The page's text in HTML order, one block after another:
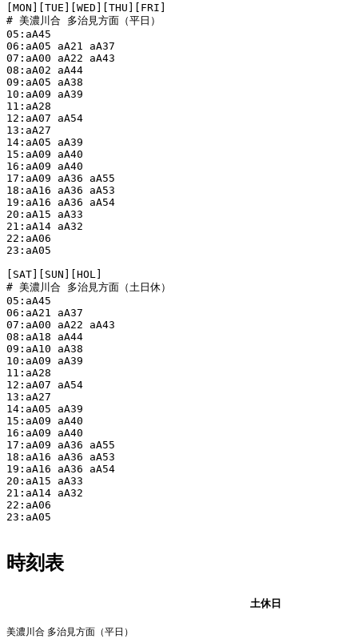
[MON][TUE][WED][THU][FRI]
# 美濃川合 多治見方面（平日）
05:aA45
06:aA05 aA21 aA37
07:aA00 aA22 aA43
08:aA02 aA44
09:aA05 aA38
10:aA09 aA39
11:aA28
12:aA07 aA54
13:aA27
14:aA05 aA39
15:aA09 aA40
16:aA09 aA40
17:aA09 aA36 aA55
18:aA16 aA36 aA53
19:aA16 aA36 aA54
20:aA15 aA33
21:aA14 aA32
22:aA06
23:aA05
[SAT][SUN][HOL]
# 美濃川合 多治見方面（土日休）
05:aA45
06:aA21 aA37
07:aA00 aA22 aA43
08:aA18 aA44
09:aA10 aA38
10:aA09 aA39
11:aA28
12:aA07 aA54
13:aA27
14:aA05 aA39
15:aA09 aA40
16:aA09 aA40
17:aA09 aA36 aA55
18:aA16 aA36 aA53
19:aA16 aA36 aA54
20:aA15 aA33
21:aA14 aA32
22:aA06
23:aA05
時刻表
土休日
美濃川合 多治見方面（平日）